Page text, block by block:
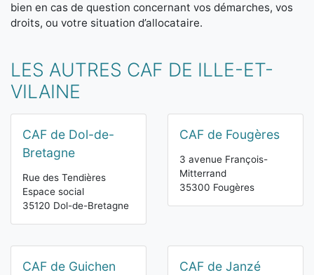
bien en cas de question concernant vos démarches, vos
droits, ou votre situation d’allocataire.
LES AUTRES CAF DE ILLE-ET-
VILAINE
CAF de Dol-de-
Bretagne
Rue des Tendières
Espace social
35120 Dol-de-Bretagne
CAF de Fougères
3 avenue François-
Mitterrand
35300 Fougères
CAF de Guichen CAF de Janzé